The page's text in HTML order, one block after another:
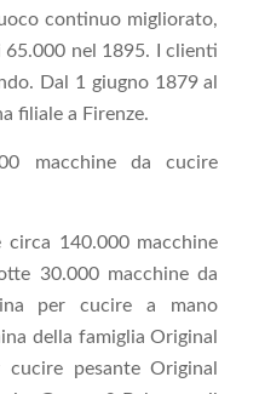
continuo migliorato,
65.000 nel 1895. I clienti
Dal 1 giugno 1879 al
filiale a Firenze.
macchine da cucire
circa 140.000 macchine
30.000 macchine da
per cucire a mano
della famiglia Original
pesante Original